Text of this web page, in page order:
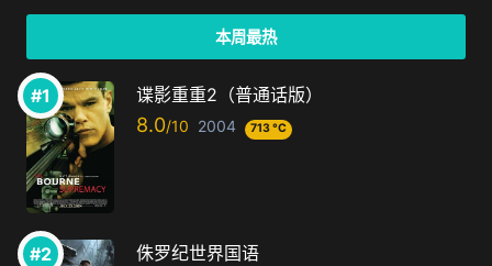
本周最热
谍影重重2（普通话版）
8.0 2004 713 °C
侏罗纪世界国语